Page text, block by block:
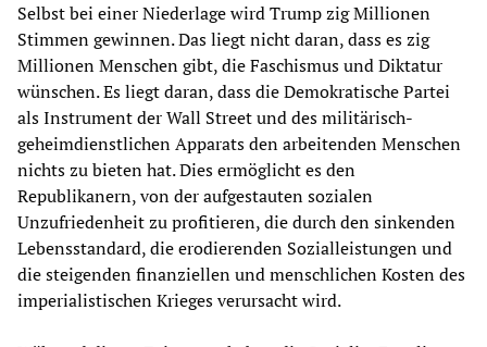
Selbst bei einer Niederlage wird Trump zig Millionen
Stimmen gewinnen. Das liegt nicht daran, dass es zig
Millionen Menschen gibt, die Faschismus und Diktatur
wünschen. Es liegt daran, dass die Demokratische Partei
als Instrument der Wall Street und des militärisch-
geheimdienstlichen Apparats den arbeitenden Menschen
nichts zu bieten hat. Dies ermöglicht es den
Republikanern, von der aufgestauten sozialen
Unzufriedenheit zu profitieren, die durch den sinkenden
Lebensstandard, die erodierenden Sozialleistungen und
die steigenden finanziellen und menschlichen Kosten des
imperialistischen Krieges verursacht wird.